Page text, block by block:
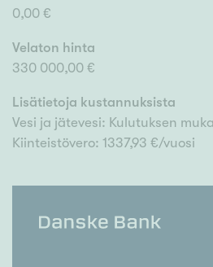
0,00 €
Velaton hinta
330 000,00 €
Lisätietoja kustannuksista
Vesi ja jätevesi: Kulutuksen
Kiinteistövero: 1337,93 €/vuosi